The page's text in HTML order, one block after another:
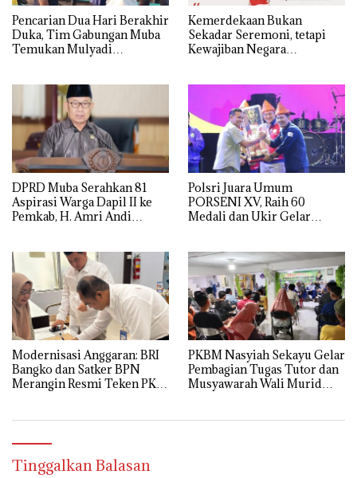
Pencarian Dua Hari Berakhir
Duka, Tim Gabungan Muba
Temukan Mulyadi
Kemerdekaan Bukan
Sekadar Seremoni, tetapi
Kewajiban Negara
DPRD Muba Serahkan 81
Aspirasi Warga Dapil II ke
Pemkab, H. Amri Andi
Polsri Juara Umum
PORSENI XV, Raih 60
Medali dan Ukir Gelar
Modernisasi Anggaran: BRI
Bangko dan Satker BPN
Merangin Resmi Teken PKS
PKBM Nasyiah Sekayu Gelar
Pembagian Tugas Tutor dan
Musyawarah Wali Murid
Tinggalkan Balasan